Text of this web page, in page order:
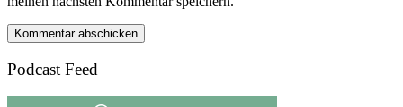
Podcast Feed